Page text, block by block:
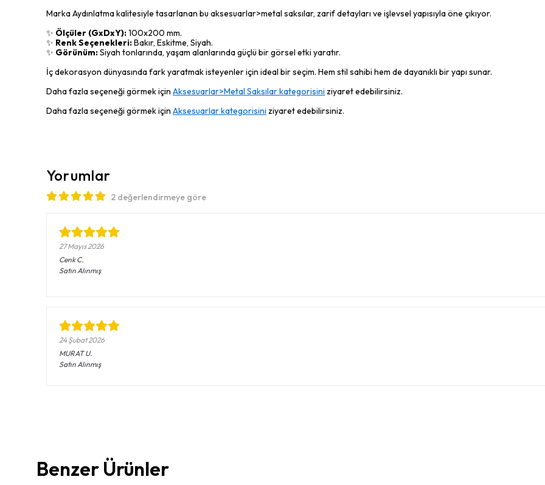
Marka Aydınlatma kalitesiyle tasarlanan bu aksesuarlar>metal saksılar, zarif detayları ve işlevsel yapısıyla öne çıkıyor.
✨ Ölçüler (GxDxY):100x200 mm.
✨ Renk Seçenekleri:Bakır, Eskitme, Siyah.
✨ Görünüm:Siyah tonlarında, yaşam alanlarında güçlü bir görsel etki yaratır.
İç dekorasyon dünyasında fark yaratmak isteyenler için ideal bir seçim. Hem stil sahibi hem de dayanıklı bir yapı sunar.
Daha fazla seçeneği görmek için Aksesuarlar>Metal Saksılar kategorisini ziyaret edebilirsiniz.
Daha fazla seçeneği görmek için Aksesuarlar kategorisini ziyaret edebilirsiniz.
Yorumlar
2 değerlendirmeye göre
27 Mayıs 2026
Cenk C.
Satın Alınmış
24 Şubat 2026
MURAT U.
Satın Alınmış
Benzer Ürünler